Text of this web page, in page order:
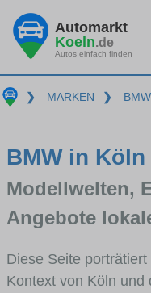
Automarkt
Koeln.de
Autos einfach finden
❯ MARKEN ❯ BMW
BMW in
Modellwelten,
Angebote
Diese Seite
Kontext von Köln und